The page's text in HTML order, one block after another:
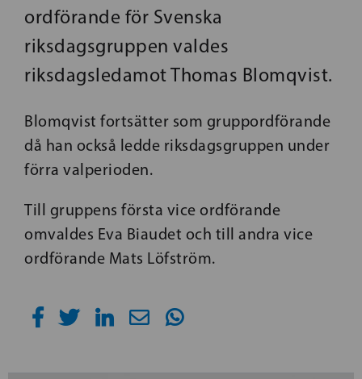
ordförande för Svenska
riksdagsgruppen valdes
riksdagsledamot Thomas Blomqvist.
Blomqvist fortsätter som gruppordförande
då han också ledde riksdagsgruppen under
förra valperioden.
Till gruppens första vice ordförande
omvaldes Eva Biaudet och till andra vice
ordförande Mats Löfström.